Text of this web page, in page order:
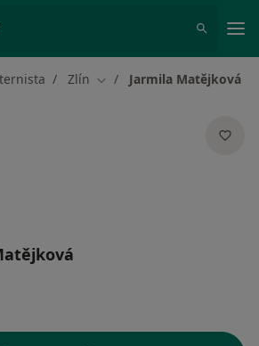
Zlín Změna města
Jarmila Matějková